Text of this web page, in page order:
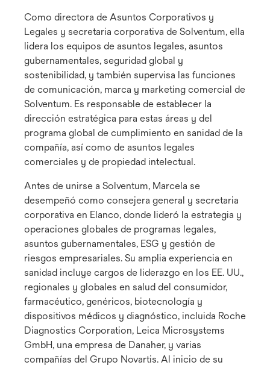
Como directora de Asuntos Corporativos y
Legales y secretaria corporativa de Solventum, ella
lidera los equipos de asuntos legales, asuntos
gubernamentales, seguridad global y
sostenibilidad, y también supervisa las funciones
de comunicación, marca y marketing comercial de
Solventum. Es responsable de establecer la
dirección estratégica para estas áreas y del
programa global de cumplimiento en sanidad de la
compañía, así como de asuntos legales
comerciales y de propiedad intelectual.
Antes de unirse a Solventum, Marcela se
desempeñó como consejera general y secretaria
corporativa en Elanco, donde lideró la estrategia y
operaciones globales de programas legales,
asuntos gubernamentales, ESG y gestión de
riesgos empresariales. Su amplia experiencia en
sanidad incluye cargos de liderazgo en los EE. UU.,
regionales y globales en salud del consumidor,
farmacéutico, genéricos, biotecnología y
dispositivos médicos y diagnóstico, incluida Roche
Diagnostics Corporation, Leica Microsystems
GmbH, una empresa de Danaher, y varias
compañías del Grupo Novartis. Al inicio de su